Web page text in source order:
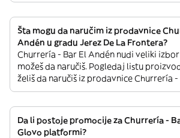
Šta mogu da naručim iz prodavnice
Andén u gradu Jerez De La Frontera?
Churrería - Bar El Andén nudi veliki
možeš da naručiš. Pogledaj listu
želiš da naručiš iz prodavnice Churrería -
Da li postoje promocije za Churrería -
Glovo platformi?